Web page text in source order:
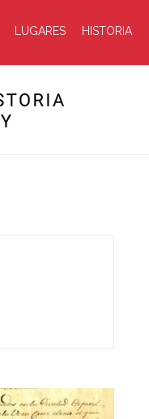
LUGARES HISTORIA